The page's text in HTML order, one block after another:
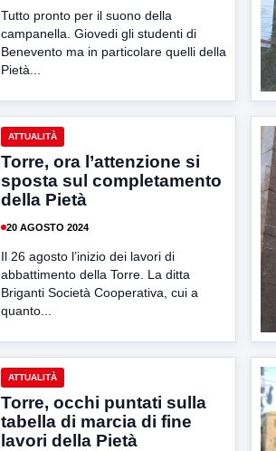
Tutto pronto per il suono della
campanella. Giovedi gli studenti di
Benevento ma in particolare quelli della
Pietà...
ATTUALITÀ
Torre, ora l’attenzione si
sposta sul completamento
della Pietà
20 AGOSTO 2024
Il 26 agosto l’inizio dei lavori di
abbattimento della Torre. La ditta
Briganti Società Cooperativa, cui a
quanto...
ATTUALITÀ
Torre, occhi puntati sulla
tabella di marcia di fine
lavori della Pietà